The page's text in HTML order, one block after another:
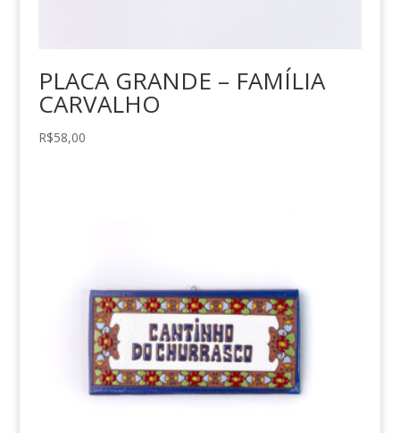
PLACA GRANDE – FAMÍLIA
CARVALHO
R$58,00